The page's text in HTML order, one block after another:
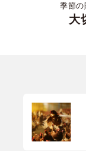
季節の
大